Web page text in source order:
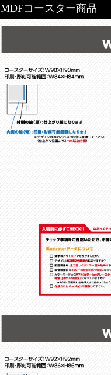
MDFコースター商品